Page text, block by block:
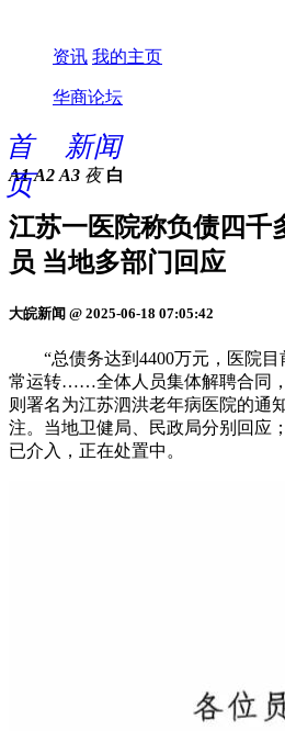
资讯 我的主页
华商论坛
首
页
新闻
A1 A2 A3 夜 白
江苏一医院称负债四千
员 当地多部门回应
大皖新闻 @ 2025-06-18 07:05:42
“总债务达到4400万元，医院
常运转……全体人员集体解聘合同
则署名为江苏泗洪老年病医院的通
注。当地卫健局、民政局分别回应
已介入，正在处置中。